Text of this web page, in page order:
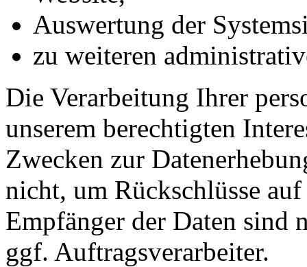
Auswertung der
zu weiteren
Die Verarbeitung Ihrer
unserem berechtigten
Zwecken zur
nicht, um Rückschlüsse
Empfänger der Daten sind
ggf. Auftragsverarbeiter.